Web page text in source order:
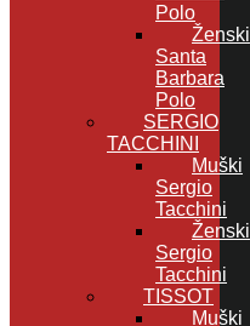
Polo
Ženski
Santa
Barbara
Polo
SERGIO
TACCHINI
Muški
Sergio
Tacchini
Ženski
Sergio
Tacchini
TISSOT
Muški